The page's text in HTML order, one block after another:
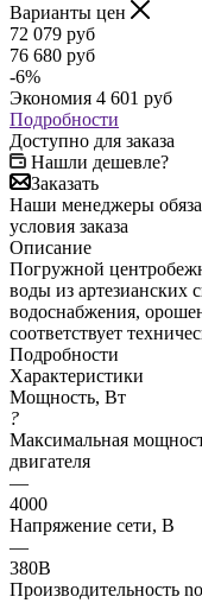
Варианты цен
72 079 руб
76 680 руб
-6%
Экономия 4 601 руб
Подробности
Доступно для заказа
Нашли дешевле?
Заказать
Наши менеджеры
условия заказа
Описание
Погружной
воды из артезианских
водоснабжения,
соответствует
Подробности
Характеристики
Мощность, Вт
?
Максимальная
двигателя
—
4000
Напряжение сети, В
—
380В
Производительность